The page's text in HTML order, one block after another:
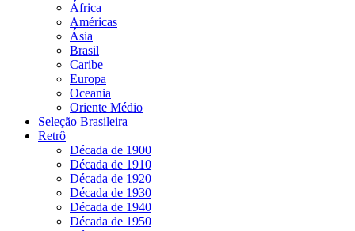
África
Américas
Ásia
Brasil
Caribe
Europa
Oceania
Oriente Médio
Seleção Brasileira
Retrô
Década de 1900
Década de 1910
Década de 1920
Década de 1930
Década de 1940
Década de 1950